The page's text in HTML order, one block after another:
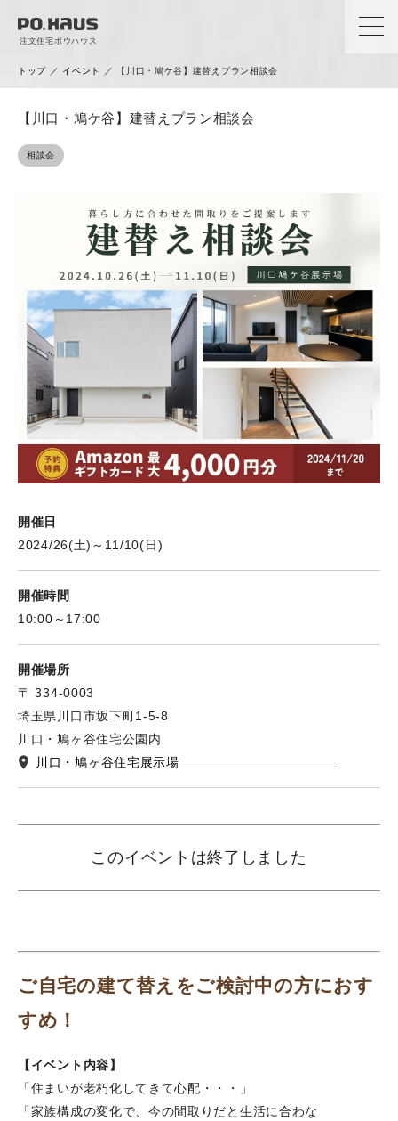
注文住宅ポウハウス
トップ ／ イベント ／ 【川口・鳩ケ谷】建替えプラン相談会
【川口・鳩ケ谷】建替えプラン相談会
相談会
開催日
2024/26(土)～11/10(日)
開催時間
10:00～17:00
開催場所
〒 334-0003
埼玉県川口市坂下町1-5-8
川口・鳩ヶ谷住宅公園内
川口・鳩ヶ谷住宅展示場
このイベントは終了しました
ご自宅の建て替えをご検討中の方におす
すめ！
【イベント内容】
「住まいが老朽化してきて心配・・・」
「家族構成の変化で、今の間取りだと生活に合わな